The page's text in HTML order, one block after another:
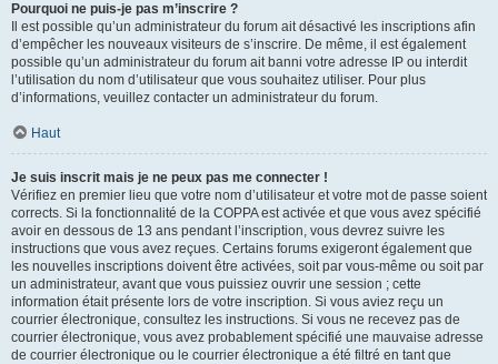
Pourquoi ne puis-je pas m’inscrire ?
Il est possible qu’un administrateur du forum ait désactivé les inscriptions afin
d’empêcher les nouveaux visiteurs de s’inscrire. De même, il est également
possible qu’un administrateur du forum ait banni votre adresse IP ou interdit
l’utilisation du nom d’utilisateur que vous souhaitez utiliser. Pour plus
d’informations, veuillez contacter un administrateur du forum.
Haut
Je suis inscrit mais je ne peux pas me connecter !
Vérifiez en premier lieu que votre nom d’utilisateur et votre mot de passe soient
corrects. Si la fonctionnalité de la COPPA est activée et que vous avez spécifié
avoir en dessous de 13 ans pendant l’inscription, vous devrez suivre les
instructions que vous avez reçues. Certains forums exigeront également que
les nouvelles inscriptions doivent être activées, soit par vous-même ou soit par
un administrateur, avant que vous puissiez ouvrir une session ; cette
information était présente lors de votre inscription. Si vous aviez reçu un
courrier électronique, consultez les instructions. Si vous ne recevez pas de
courrier électronique, vous avez probablement spécifié une mauvaise adresse
de courrier électronique ou le courrier électronique a été filtré en tant que